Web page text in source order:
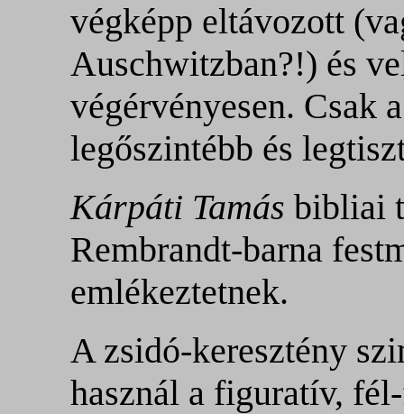
végképp eltávozott
Auschwitzban?!) és
végérvényesen. Csak
legőszintébb és
Kárpáti Tamás bibliai
Rembrandt-barna
emlékeztetnek.
A zsidó-keresztény
használ a figuratív,